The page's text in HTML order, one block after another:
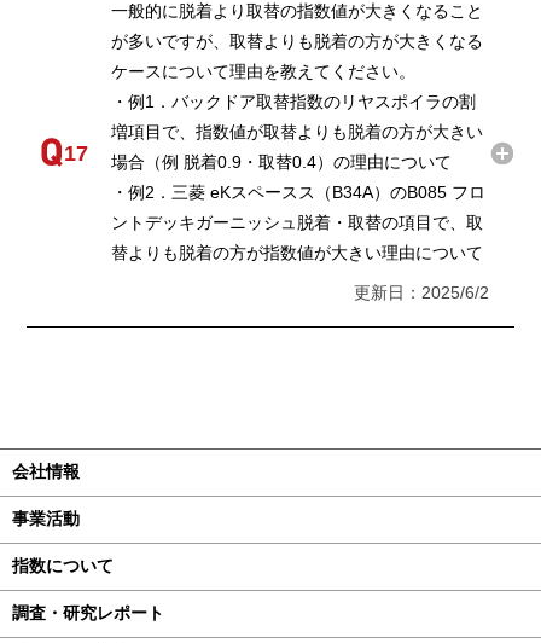
17
一般的に脱着より取替の指数値が大きくなること
が多いですが、取替よりも脱着の方が大きくなる
ケースについて理由を教えてください。
・例1．バックドア取替指数のリヤスポイラの割
増項目で、指数値が取替よりも脱着の方が大きい
場合（例 脱着0.9・取替0.4）の理由について
・例2．三菱 eKスペースス（B34A）のB085 フロ
ントデッキガーニッシュ脱着・取替の項目で、取
替よりも脱着の方が指数値が大きい理由について
更新日：2025/6/2
会社情報
事業活動
指数について
調査・研究レポート